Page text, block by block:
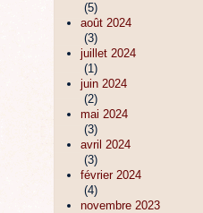
(5)
août 2024
(3)
juillet 2024
(1)
juin 2024
(2)
mai 2024
(3)
avril 2024
(3)
février 2024
(4)
novembre 2023